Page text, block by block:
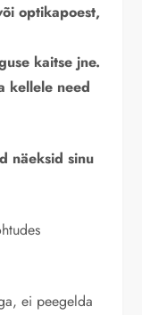
optikapoest,
kaitse jne.
kellele need
näeksid sinu
ei peegelda